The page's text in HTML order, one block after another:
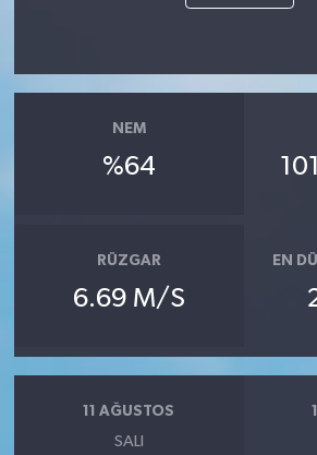
NEM
%64
RÜZGAR
6.69 M/S
EN
11 AĞUSTOS
SALI